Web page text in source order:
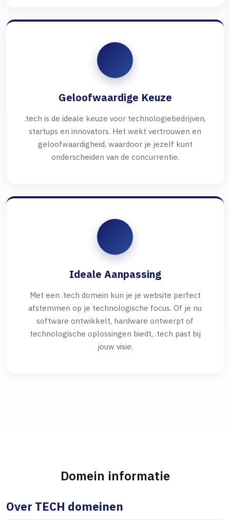
Geloofwaardige Keuze
.tech is de ideale keuze voor technologiebedrijven,
startups en innovators. Het wekt vertrouwen en
geloofwaardigheid, waardoor je jezelf kunt
onderscheiden van de concurrentie.
Ideale Aanpassing
Met een .tech domein kun je je website perfect
afstemmen op je technologische focus. Of je nu
software ontwikkelt, hardware ontwerpt of
technologische oplossingen biedt, .tech past bij
jouw visie.
Domein informatie
Over TECH domeinen